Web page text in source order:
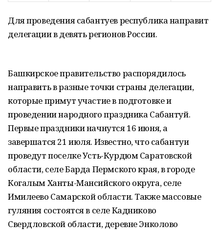
Для проведения сабантуев республика направит
делегации в девять регионов России.
Башкирское правительство распорядилось
направить в разные точки страны делегации,
которые примут участие в подготовке и
проведении народного праздника Сабантуй.
Первые праздники начнутся 16 июня, а
завершатся 21 июля. Известно, что сабантуи
проведут поселке Усть-Курдюм Саратовской
области, селе Барда Пермского края, в городе
Когалым Ханты-Мансийского округа, селе
Имилеево Самарской области. Также массовые
гуляния состоятся в селе Кадниково
Свердловской области, деревне Энколово